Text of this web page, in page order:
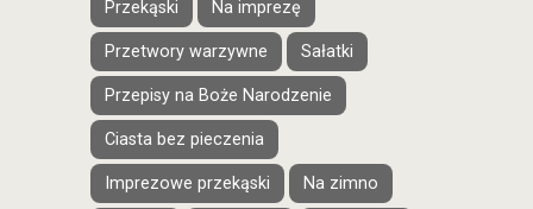
Przekąski Na imprezę
Przetwory warzywne Sałatki
Przepisy na Boże Narodzenie
Ciasta bez pieczenia
Imprezowe przekąski Na zimno